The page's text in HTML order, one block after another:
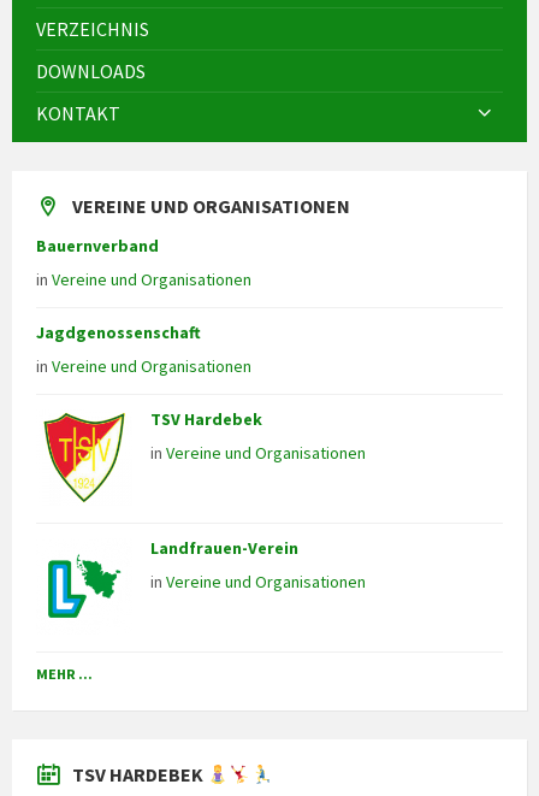
VERZEICHNIS
DOWNLOADS
KONTAKT
VEREINE UND ORGANISATIONEN
Bauernverband
in Vereine und Organisationen
Jagdgenossenschaft
in Vereine und Organisationen
TSV Hardebek
in Vereine und Organisationen
Landfrauen-Verein
in Vereine und Organisationen
MEHR ...
TSV HARDEBEK